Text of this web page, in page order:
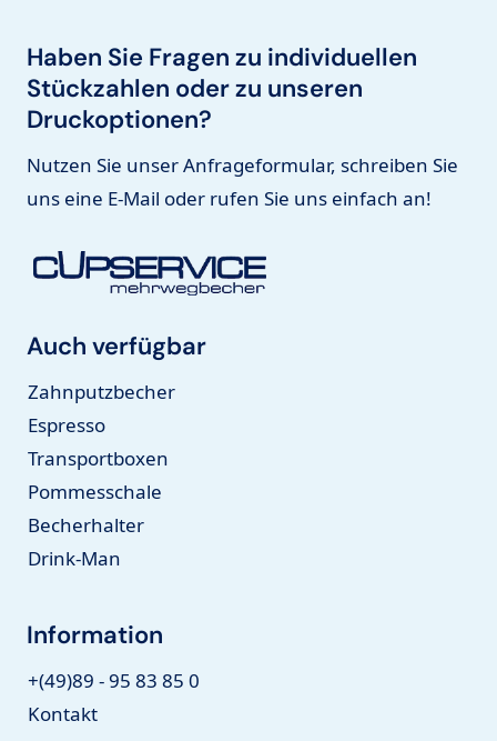
Haben Sie Fragen zu individuellen
Stückzahlen oder zu unseren
Druckoptionen?
Nutzen Sie unser Anfrageformular, schreiben Sie
uns eine E-Mail oder rufen Sie uns einfach an!
Auch verfügbar
Zahnputzbecher
Espresso
Transportboxen
Pommesschale
Becherhalter
Drink-Man
Information
+(49)89 - 95 83 85 0
Kontakt